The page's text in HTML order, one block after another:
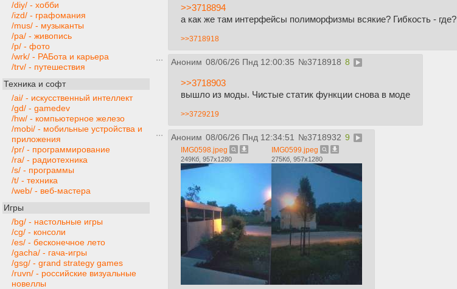
/diy/ - хобби
/izd/ - графомания
/mus/ - музыканты
/pa/ - живопись
/p/ - фото
/wrk/ - РАБота и карьера
/trv/ - путешествия
Техника и софт
/ai/ - искусственный интеллект
/gd/ - gamedev
/hw/ - компьютерное железо
/mobi/ - мобильные устройства и
приложения
/pr/ - программирование
/ra/ - радиотехника
/s/ - программы
/t/ - техника
/web/ - веб-мастера
Игры
/bg/ - настольные игры
/cg/ - консоли
/es/ - бесконечное лето
/gacha/ - гача-игры
/gsg/ - grand strategy games
/ruvn/ - российские визуальные
новеллы
>>3718894
а как же там интерфейсы полиморфизмы всякие? Гибкость - где?
>>3718918
Аноним 08/06/26 Пнд 12:00:35 №3718918 8
>>3718903
вышло из моды. Чистые статик функции снова в моде
>>3729219
Аноним 08/06/26 Пнд 12:34:51 №3718932 9
IMG0598.jpeg
249Кб, 957x1280
IMG0599.jpeg
275Кб, 957x1280